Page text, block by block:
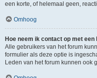
een korte, of helemaal geen,
Omhoog
Hoe neem ik contact op met een
Alle gebruikers van het forum
formulier als deze optie is
Leden van het forum kunnen ook